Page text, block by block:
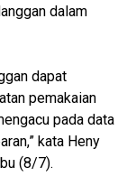
dalam
dapat
pemakaian
pada data
kata Heny
(8/7).